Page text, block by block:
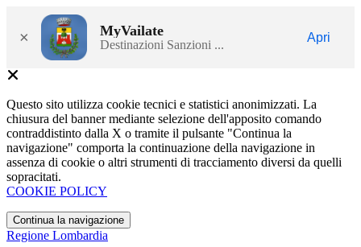
× MyVailate
Destinazioni Sanzioni ...
Apri
Questo sito utilizza cookie tecnici e statistici anonimizzati. La
chiusura del banner mediante selezione dell'apposito comando
contraddistinto dalla X o tramite il pulsante "Continua la
navigazione" comporta la continuazione della navigazione in
assenza di cookie o altri strumenti di tracciamento diversi da quelli
sopracitati.
COOKIE POLICY
Continua la navigazione
Regione Lombardia